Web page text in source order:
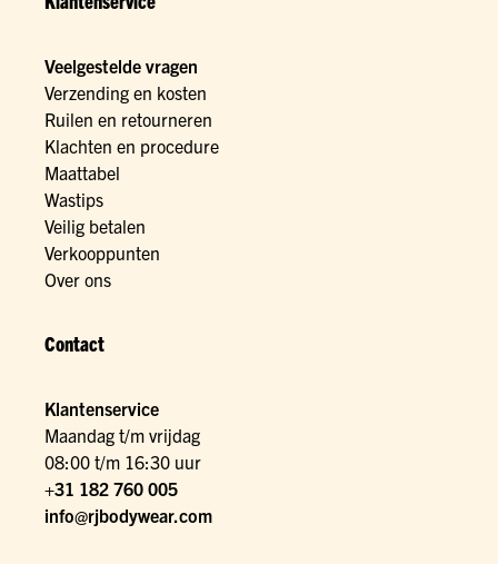
Veelgestelde vragen
Verzending en kosten
Ruilen en retourneren
Klachten en procedure
Maattabel
Wastips
Veilig betalen
Verkooppunten
Over ons
Contact
Klantenservice
Maandag t/m vrijdag
08:00 t/m 16:30 uur
+31 182 760 005
info@rjbodywear.com